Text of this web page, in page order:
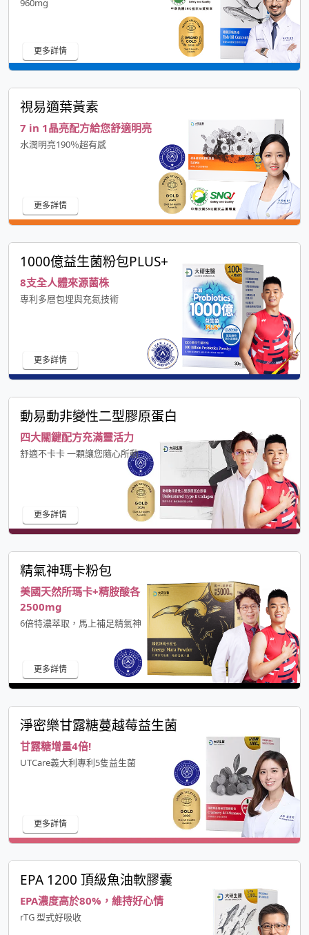
960mg
更多詳情
視易適葉黃素
7 in 1晶亮配方給您舒適明亮
水潤明亮190％超有感
更多詳情
1000億益生菌粉包PLUS+
8支全人體來源菌株
專利多層包埋與充氮技術
更多詳情
動易動非變性二型膠原蛋白
四大關鍵配方充滿靈活力
舒適不卡卡 一顆讓您隨心所動
更多詳情
精氣神瑪卡粉包
美國天然所瑪卡+精胺酸各
2500mg
6倍特濃萃取，馬上補足精氣神
更多詳情
淨密樂甘露糖蔓越莓益生菌
甘露糖增量4倍!
UTCare義大利專利5隻益生菌
更多詳情
EPA 1200 頂級魚油軟膠囊
EPA濃度高於80%，維持好心情
rTG 型式好吸收